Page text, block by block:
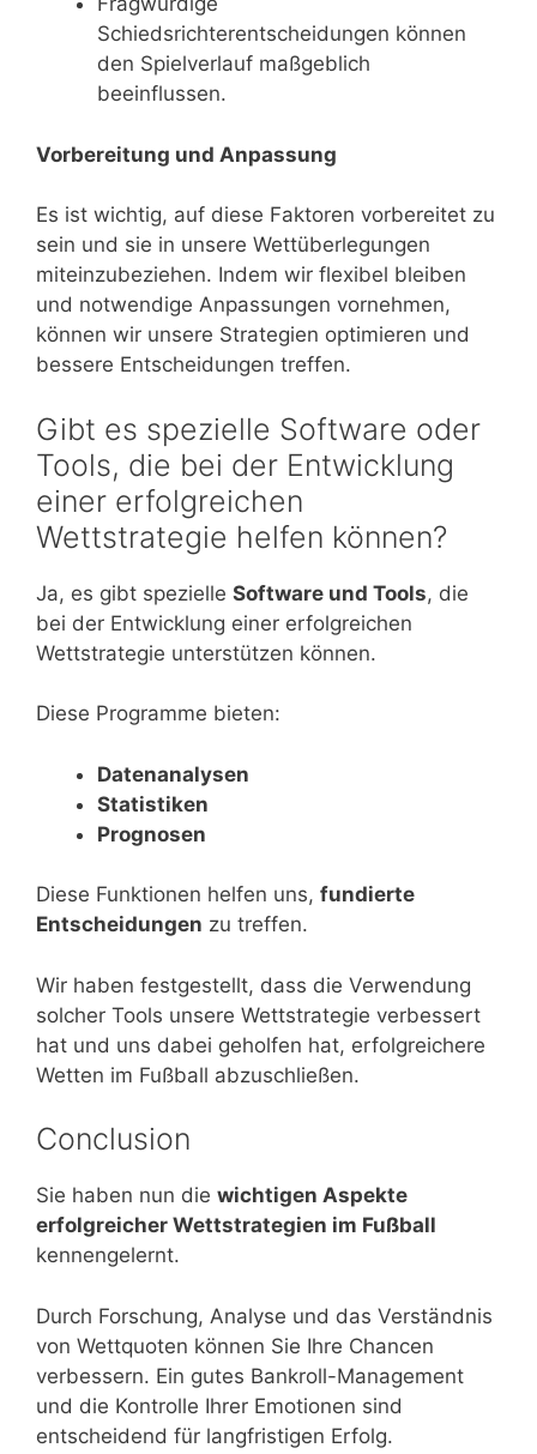
Schiedsrichterentscheidungen können
den Spielverlauf maßgeblich
beeinflussen.
Vorbereitung und Anpassung
Es ist wichtig, auf diese Faktoren vorbereitet zu
sein und sie in unsere Wettüberlegungen
miteinzubeziehen. Indem wir flexibel bleiben
und notwendige Anpassungen vornehmen,
können wir unsere Strategien optimieren und
bessere Entscheidungen treffen.
Gibt es spezielle Software oder
Tools, die bei der Entwicklung
einer erfolgreichen
Wettstrategie helfen können?
Ja, es gibt spezielle Software und Tools, die
bei der Entwicklung einer erfolgreichen
Wettstrategie unterstützen können.
Diese Programme bieten:
Datenanalysen
Statistiken
Prognosen
Diese Funktionen helfen uns, fundierte
Entscheidungen zu treffen.
Wir haben festgestellt, dass die Verwendung
solcher Tools unsere Wettstrategie verbessert
hat und uns dabei geholfen hat, erfolgreichere
Wetten im Fußball abzuschließen.
Conclusion
Sie haben nun die wichtigen Aspekte
erfolgreicher Wettstrategien im Fußball
kennengelernt.
Durch Forschung, Analyse und das Verständnis
von Wettquoten können Sie Ihre Chancen
verbessern. Ein gutes Bankroll-Management
und die Kontrolle Ihrer Emotionen sind
entscheidend für langfristigen Erfolg.